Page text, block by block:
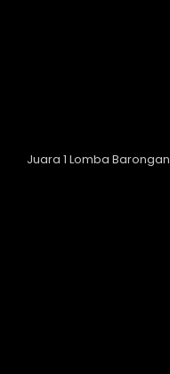
Juara 1 Lomba Barongan